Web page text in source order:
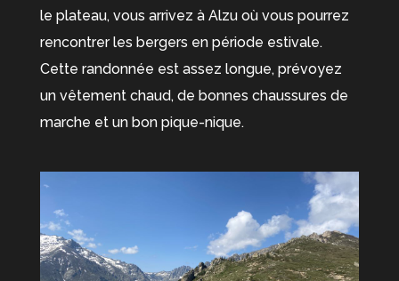
le plateau, vous arrivez à Alzu où vous pourrez
rencontrer les bergers en période estivale.
Cette randonnée est assez longue, prévoyez
un vêtement chaud, de bonnes chaussures de
marche et un bon pique-nique.